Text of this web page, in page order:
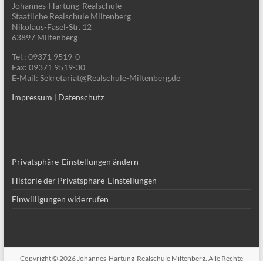
Johannes-Hartung-Realschule
Staatliche Realschule Miltenberg
Nikolaus-Fasel-Str. 12
63897 Miltenberg
Tel.: 09371 9519-0
Fax: 09371 9519-30
E-Mail: Sekretariat@Realschule-Miltenberg.de
Impressum | Datenschutz
Privatsphäre-Einstellungen ändern
Historie der Privatsphäre-Einstellungen
Einwilligungen widerrufen
Copyright © 2026Johannes-Hartung-Realschule Miltenberg. Alle Rechte